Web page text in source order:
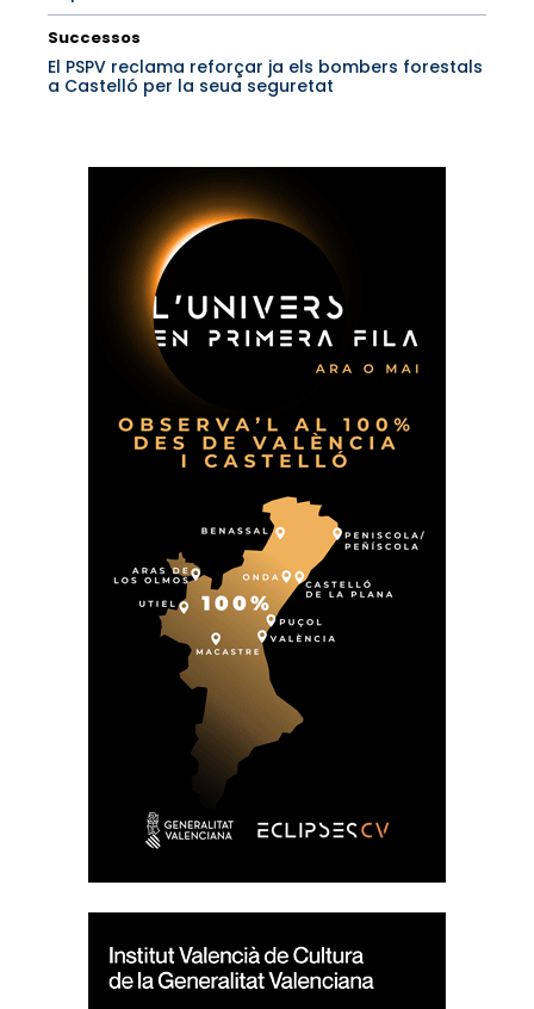
Successos
El PSPV reclama reforçar ja els bombers forestals
a Castelló per la seua seguretat